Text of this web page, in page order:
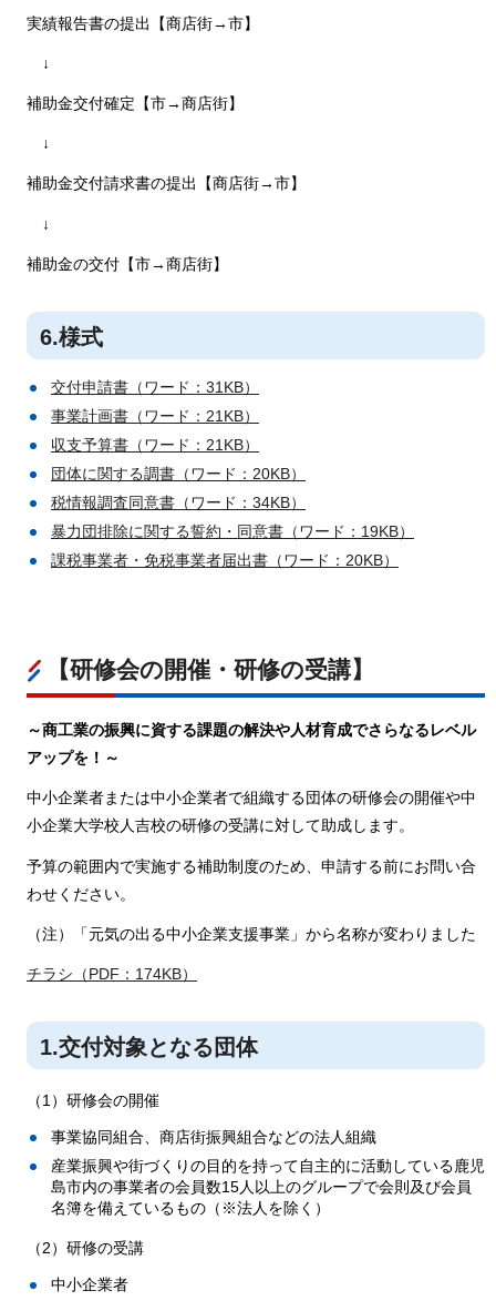
実績報告書の提出【商店街→市】
↓
補助金交付確定【市→商店街】
↓
補助金交付請求書の提出【商店街→市】
↓
補助金の交付【市→商店街】
6.様式
交付申請書（ワード：31KB）
事業計画書（ワード：21KB）
収支予算書（ワード：21KB）
団体に関する調書（ワード：20KB）
税情報調査同意書（ワード：34KB）
暴力団排除に関する誓約・同意書（ワード：19KB）
課税事業者・免税事業者届出書（ワード：20KB）
【研修会の開催・研修の受講】
～商工業の振興に資する課題の解決や人材育成でさらなるレベル
アップを！～
中小企業者または中小企業者で組織する団体の研修会の開催や中
小企業大学校人吉校の研修の受講に対して助成します。
予算の範囲内で実施する補助制度のため、申請する前にお問い合
わせください。
（注）「元気の出る中小企業支援事業」から名称が変わりました
チラシ（PDF：174KB）
1.交付対象となる団体
（1）研修会の開催
事業協同組合、商店街振興組合などの法人組織
産業振興や街づくりの目的を持って自主的に活動している鹿児
島市内の事業者の会員数15人以上のグループで会則及び会員
名簿を備えているもの（※法人を除く）
（2）研修の受講
中小企業者